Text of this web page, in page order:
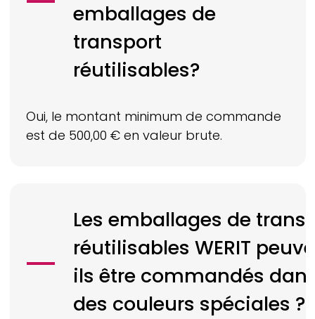
emballages de
transport
réutilisables?
Oui, le montant minimum de commande
est de 500,00 € en valeur brute.
Les emballages de
réutilisables WERIT
ils être commandés
des couleurs spéciales ?